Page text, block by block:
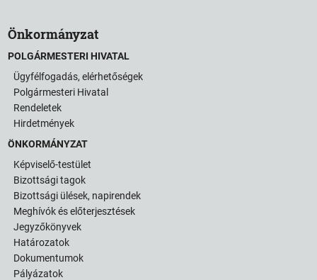
Önkormányzat
POLGÁRMESTERI HIVATAL
Ügyfélfogadás, elérhetőségek
Polgármesteri Hivatal
Rendeletek
Hirdetmények
ÖNKORMÁNYZAT
Képviselő-testület
Bizottsági tagok
Bizottsági ülések, napirendek
Meghívók és előterjesztések
Jegyzőkönyvek
Határozatok
Dokumentumok
Pályázatok